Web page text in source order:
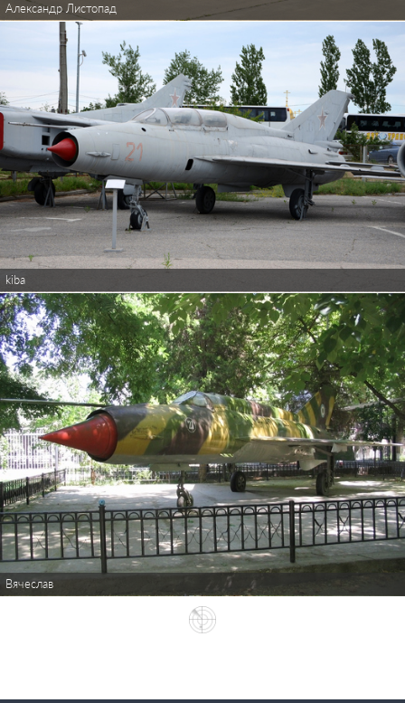
Александр Листопад
kiba
Вячеслав